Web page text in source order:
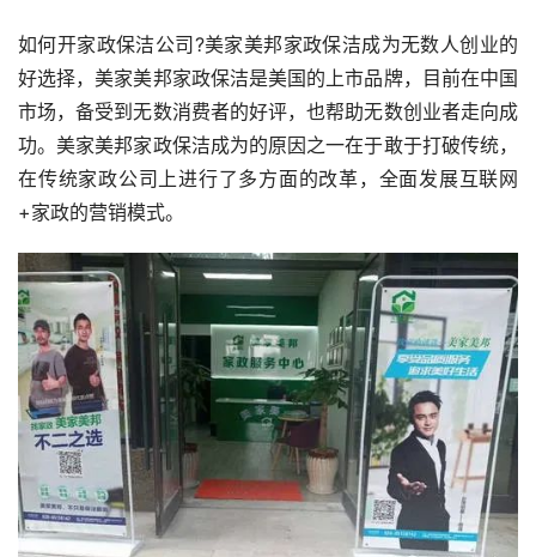
如何开家政保洁公司?美家美邦家政保洁成为无数人创业的
好选择，美家美邦家政保洁是美国的上市品牌，目前在中国
市场，备受到无数消费者的好评，也帮助无数创业者走向成
功。美家美邦家政保洁成为的原因之一在于敢于打破传统，
在传统家政公司上进行了多方面的改革，全面发展互联网
+家政的营销模式。